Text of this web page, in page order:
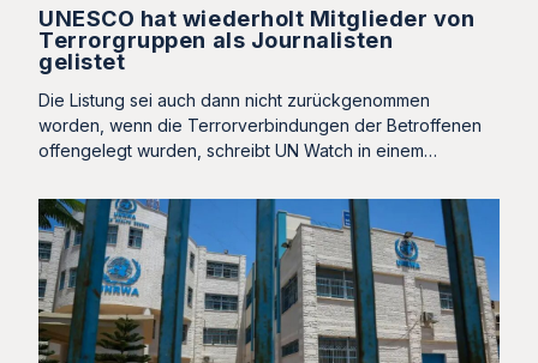
UNESCO hat wiederholt Mitglieder von
Terrorgruppen als Journalisten
gelistet
Die Listung sei auch dann nicht zurückgenommen
worden, wenn die Terrorverbindungen der Betroffenen
offengelegt wurden, schreibt UN Watch in einem…